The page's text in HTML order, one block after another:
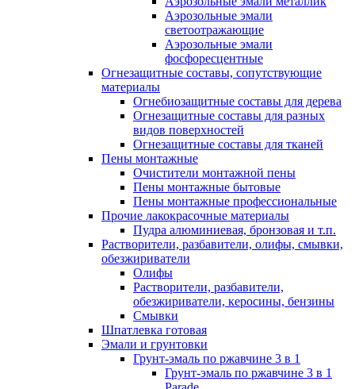
Аэрозольные эмали
светоотражающие
Аэрозольные эмали
фосфоресцентные
Огнезащитные составы, сопутствующие
материалы
Огнебиозащитные составы для дерева
Огнезащитные составы для разных
видов поверхностей
Огнезащитные составы для тканей
Пены монтажные
Очистители монтажной пены
Пены монтажные бытовые
Пены монтажные профессиональные
Прочие лакокрасочные материалы
Пудра алюминиевая, бронзовая и т.п.
Растворители, разбавители, олифы, смывки,
обезжириватели
Олифы
Растворители, разбавители,
обезжириватели, керосины, бензины
Смывки
Шпатлевка готовая
Эмали и грунтовки
Грунт-эмаль по ржавчине 3 в 1
Грунт-эмаль по ржавчине 3 в 1